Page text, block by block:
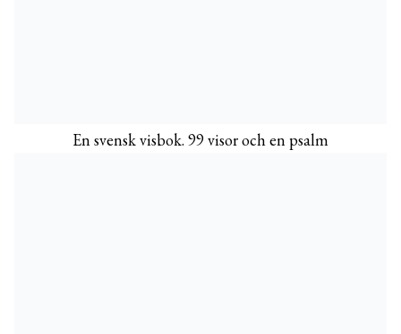
En svensk visbok. 99 visor och en psalm